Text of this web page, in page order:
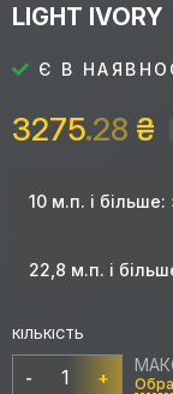
LIGHT IVORY
Є В
3275.28 ₴
10 м.п. і більше:
22,8 м.п. і
КІЛЬКІСТЬ
- +